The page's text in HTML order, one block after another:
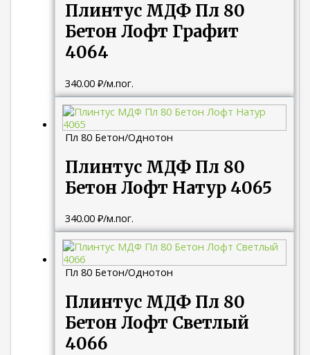
Плинтус МДФ Пл 80
Бетон Лофт Графит
4064
340.00₽/м.пог.
Пл 80 Бетон/Однотон
Плинтус МДФ Пл 80
Бетон Лофт Натур 4065
340.00₽/м.пог.
Пл 80 Бетон/Однотон
Плинтус МДФ Пл 80
Бетон Лофт Светлый
4066